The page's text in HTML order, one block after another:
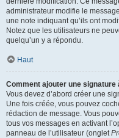
administrateur modifie le
une note indiquant qu’ils ont
Notez que les utilisateurs ne
quelqu’un y a répondu.
Haut
Comment ajouter une signature
Vous devez d’abord créer une
Une fois créée, vous pouvez
rédaction de message. Vous
tous vos messages en activant
panneau de l’utilisateur (onglet